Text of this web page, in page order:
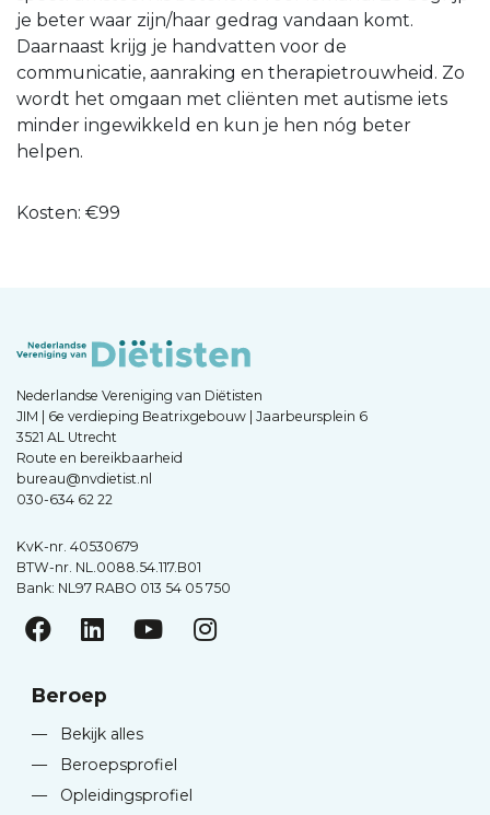
je beter waar zijn/haar gedrag vandaan komt.
Daarnaast krijg je handvatten voor de
communicatie, aanraking en therapietrouwheid. Zo
wordt het omgaan met cliënten met autisme iets
minder ingewikkeld en kun je hen nóg beter
helpen.
Kosten: €99
Nederlandse Vereniging van Diëtisten
JIM | 6e verdieping Beatrixgebouw | Jaarbeursplein 6
3521 AL Utrecht
Route en bereikbaarheid
bureau@nvdietist.nl
030-634 62 22
KvK-nr. 40530679
BTW-nr. NL.0088.54.117.B01
Bank: NL97 RABO 013 54 05 750
Beroep
—
Bekijk alles
—
Beroepsprofiel
—
Opleidingsprofiel